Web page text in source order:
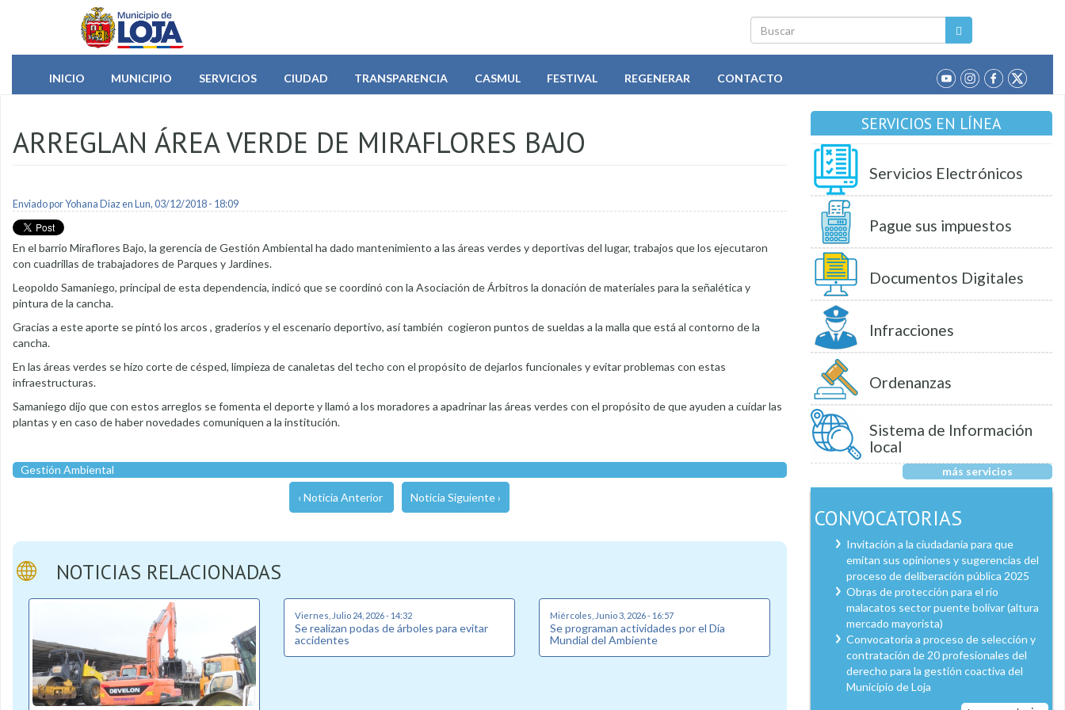
Pasar al contenido principal
Buscar
INICIO
MUNICIPIO SERVICIOS CIUDAD TRANSPARENCIA CASMUL FESTIVAL REGENERAR CONTACTO
ARREGLAN ÁREA VERDE DE MIRAFLORES BAJO
Enviado porYohana Diazen Lun, 03/12/2018 - 18:09
En el barrio Miraflores Bajo, la gerencia de Gestión Ambiental ha dado mantenimiento a las áreas verdes y deportivas del lugar, trabajos que los ejecutaron
con cuadrillas de trabajadores de Parques y Jardines.
Leopoldo Samaniego, principal de esta dependencia, indicó que se coordinó con la Asociación de Árbitros la donación de materiales para la señalética y
pintura de la cancha.
Gracias a este aporte se pintó los arcos , graderíos y el escenario deportivo, así también cogieron puntos de sueldas a la malla que está al contorno de la
cancha.
En las áreas verdes se hizo corte de césped, limpieza de canaletas del techo con el propósito de dejarlos funcionales y evitar problemas con estas
infraestructuras.
Samaniego dijo que con estos arreglos se fomenta el deporte y llamó a los moradores a apadrinar las áreas verdes con el propósito de que ayuden a cuidar las
plantas y en caso de haber novedades comuniquen a la institución.
Gestión Ambiental
‹ Noticia Anterior Noticia Siguiente ›
NOTICIAS RELACIONADAS
Viernes, Julio 24, 2026 - 14:32
Se realizan podas de árboles para evitar
accidentes
Miércoles, Junio 3, 2026 - 16:57
Se programan actividades por el Día
Mundial del Ambiente
SERVICIOS EN LÍNEA
Servicios Electrónicos
Pague sus impuestos
Documentos Digitales
Infracciones
Ordenanzas
Sistema de Información
local
más servicios
CONVOCATORIAS
Invitación a la ciudadanía para que
emitan sus opiniones y sugerencias del
proceso de deliberación pública 2025
Obras de protección para el río
malacatos sector puente bolívar (altura
mercado mayorista)
Convocatoria a proceso de selección y
contratación de 20 profesionales del
derecho para la gestión coactiva del
Municipio de Loja